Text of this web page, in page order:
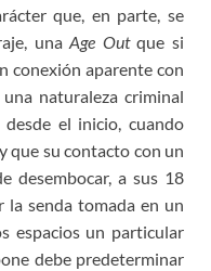
que, en parte, se
unaAge Outque si
conexión aparente con
naturaleza criminal
el inicio, cuando
que su contacto con un
desembocar, a sus 18
senda tomada en un
espacios un particular
debe predeterminar